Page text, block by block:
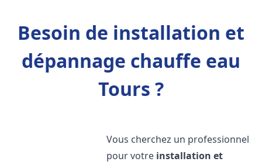
Besoin de installation et
dépannage chauffe eau
Tours ?
Vous cherchez un professionnel
pour votre installation et